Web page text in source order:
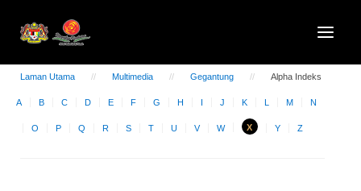
Laman Utama Multimedia Gegantung Alpha Indeks
A B C D E F G H I J K L M N
O P Q R S T U V W X Y Z